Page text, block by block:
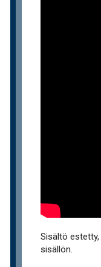
Sisältö estetty,
sisällön.